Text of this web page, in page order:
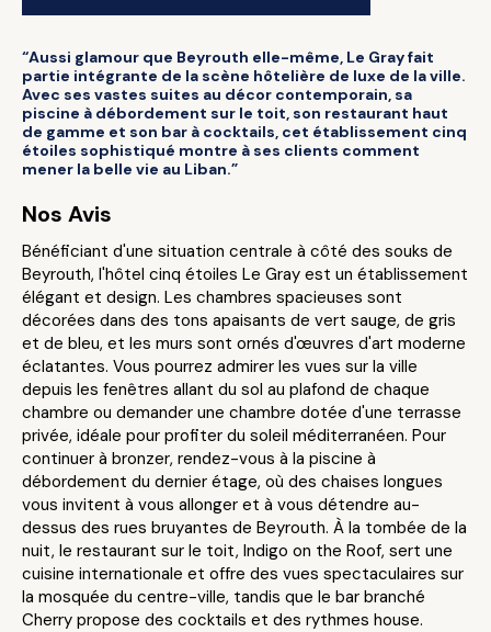
“Aussi glamour que Beyrouth elle-même, Le Gray fait
partie intégrante de la scène hôtelière de luxe de la ville.
Avec ses vastes suites au décor contemporain, sa
piscine à débordement sur le toit, son restaurant haut
de gamme et son bar à cocktails, cet établissement cinq
étoiles sophistiqué montre à ses clients comment
mener la belle vie au Liban.”
Nos Avis
Bénéficiant d'une situation centrale à côté des souks de
Beyrouth, l'hôtel cinq étoiles Le Gray est un établissement
élégant et design. Les chambres spacieuses sont
décorées dans des tons apaisants de vert sauge, de gris
et de bleu, et les murs sont ornés d'œuvres d'art moderne
éclatantes. Vous pourrez admirer les vues sur la ville
depuis les fenêtres allant du sol au plafond de chaque
chambre ou demander une chambre dotée d'une terrasse
privée, idéale pour profiter du soleil méditerranéen. Pour
continuer à bronzer, rendez-vous à la piscine à
débordement du dernier étage, où des chaises longues
vous invitent à vous allonger et à vous détendre au-
dessus des rues bruyantes de Beyrouth. À la tombée de la
nuit, le restaurant sur le toit, Indigo on the Roof, sert une
cuisine internationale et offre des vues spectaculaires sur
la mosquée du centre-ville, tandis que le bar branché
Cherry propose des cocktails et des rythmes house.